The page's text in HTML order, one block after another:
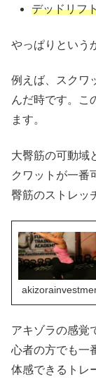
デッドリフ
やっぱりという
例えば、スクワ
んだ時です。こ
ます。
大臀筋の可動域
クワットが一番
臀筋のストレッ
アキゾラの感覚
心者の方でも一
体感できるトレ